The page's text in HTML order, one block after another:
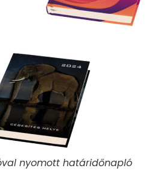
nyomott határidőnapló